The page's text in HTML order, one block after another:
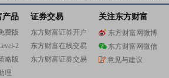
产品
费版
2
略版
理
证券交易
东方财富证券开户
东方财富在线交易
东方财富证券交易
关注东方财富
东方财富网微博
东方财富网微信
意见与建议